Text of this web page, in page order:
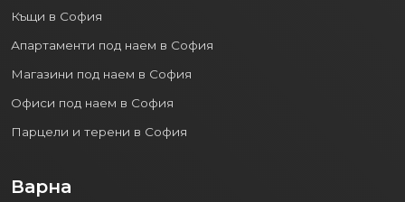
Къщи в София
Апартаменти под наем в София
Магазини под наем в София
Офиси под наем в София
Парцели и терени в София
Варна